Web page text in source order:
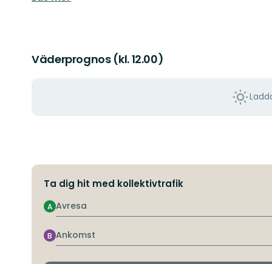
Väderprognos (kl. 12.00)
Ta dig hit med kollektivtrafik
Avresa
A
Ankomst
B